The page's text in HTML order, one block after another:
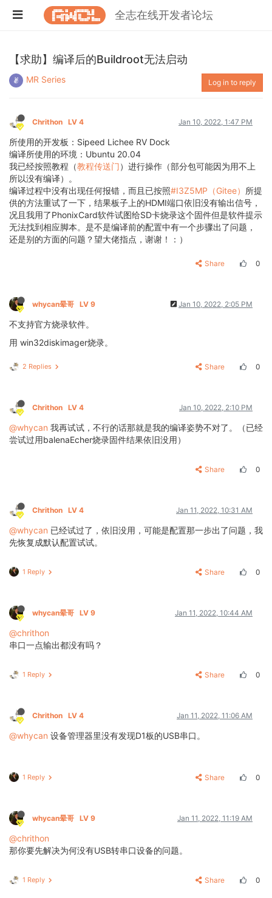
全志在线开发者论坛
【求助】编译后的Buildroot无法启动
MR Series Log in to reply
Chrithon LV 4 Jan 10, 2022, 1:47 PM
所使用的开发板：Sipeed Lichee RV Dock
编译所使用的环境：Ubuntu 20.04
我已经按照教程（教程传送门）进行操作（部分包可能因为用不上
所以没有编译）。
编译过程中没有出现任何报错，而且已按照#I3Z5MP（Gitee） 所提
供的方法重试了一下，结果板子上的HDMI端口依旧没有输出信号，
况且我用了PhonixCard软件试图给SD卡烧录这个固件但是软件提示
无法找到相应脚本。是不是编译前的配置中有一个步骤出了问题，
还是别的方面的问题？望大佬指点，谢谢！：）
Share 0
whycan晕哥 LV 9 Jan 10, 2022, 2:05 PM
不支持官方烧录软件。
用 win32diskimager烧录。
2 Replies Share 0
Chrithon LV 4 Jan 10, 2022, 2:10 PM
@whycan 我再试试，不行的话那就是我的编译姿势不对了。（已经
尝试过用balenaEcher烧录固件结果依旧没用）
Share 0
Chrithon LV 4 Jan 11, 2022, 10:31 AM
@whycan 已经试过了，依旧没用，可能是配置那一步出了问题，我
先恢复成默认配置试试。
1 Reply Share 0
whycan晕哥 LV 9 Jan 11, 2022, 10:44 AM
@chrithon
串口一点输出都没有吗？
1 Reply Share 0
Chrithon LV 4 Jan 11, 2022, 11:06 AM
@whycan 设备管理器里没有发现D1板的USB串口。
1 Reply Share 0
whycan晕哥 LV 9 Jan 11, 2022, 11:19 AM
@chrithon
那你要先解决为何没有USB转串口设备的问题。
1 Reply Share 0